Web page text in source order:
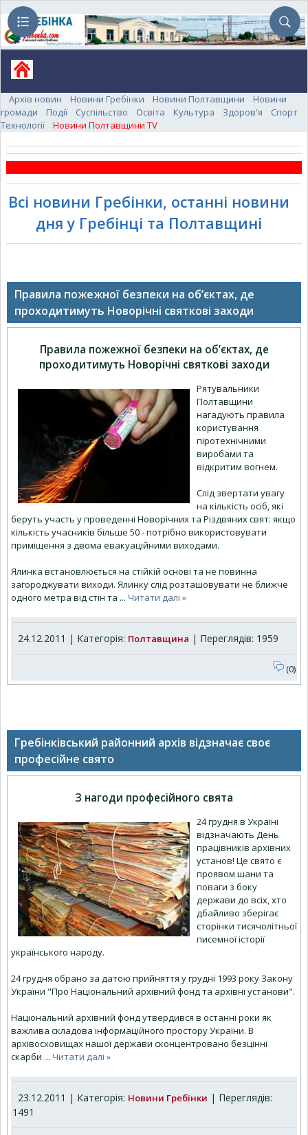
Архів новин Новини Гребінки Новини Полтавщини
Новини
громади
Події Суспільство Освіта Культура Здоров'я
Спорт
Технології
Новини Полтавщини TV
Всі новини Гребінки, останні новини
дня у Гребінці та Полтавщині
Правила пожежної безпеки на об’єктах, де
проходитимуть Новорiчнi святковi заходи
Правила пожежної безпеки на об’єктах, де
проходитимуть Новорiчнi святковi заходи
Рятувальники
Полтавщини
нагадують правила
користування
піротехнічними
виробами та
відкритим вогнем.
Слід звертати увагу
на кількість осіб, які
беруть участь у проведенні Новорічних та Різдвяних свят: якщо
кількість учасників більше 50 - потрібно використовувати
примiщення з двома евакуацiйними виходами.
Ялинка встановлюється на стiйкiй основі та не повинна
загороджувати виходи. Ялинку слід розташовувати не ближче
одного метра від стін та ... Читати далі »
24.12.2011 | Категорія: Полтавщина | Переглядів: 1959
(0)
Гребінківський районний архів відзначає своє
професійне свято
З нагоди професійного свята
24 грудня в Україні
відзначають День
працівників архівних
установ! Це свято є
проявом шани та
поваги з боку
держави до всіх, хто
дбайливо зберігає
сторінки тисячолітньої
писемної історії
українського народу.
24 грудня обрано за датою прийняття у грудні 1993 року Закону
України "Про Національний архівний фонд та архівні установи".
Національний архівний фонд утвердився в останні роки як
важлива складова інформаційного простору України. В
архівосховищах нашої держави сконцентровано безцінні
скарби ... Читати далі »
23.12.2011 | Категорія: Новини Гребінки | Переглядів:
1491